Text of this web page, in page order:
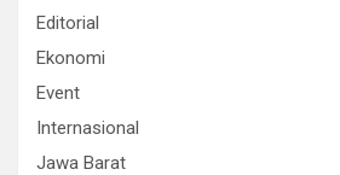
Editorial
Ekonomi
Event
Internasional
Jawa Barat